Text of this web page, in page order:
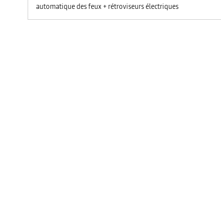
automatique des feux + rétroviseurs électriques